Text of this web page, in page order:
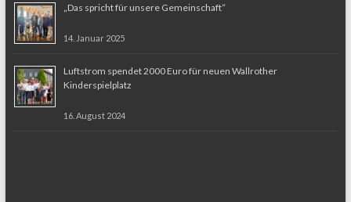
„Das spricht für unsere Gemeinschaft“
14. Januar 2025
Luftstrom spendet 2000 Euro für neuen Wallrother
Kinderspielplatz
16. August 2024